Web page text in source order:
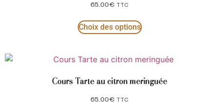
65.00€ TTC
Choix des options
Cours Tarte au citron meringuée
65.00€ TTC